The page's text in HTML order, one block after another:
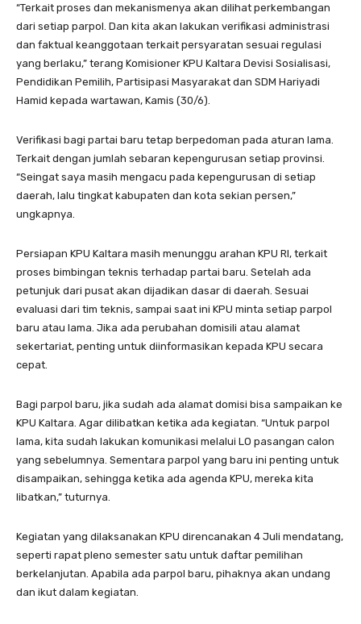
“Terkait proses dan mekanismenya akan dilihat perkembangan
dari setiap parpol. Dan kita akan lakukan verifikasi administrasi
dan faktual keanggotaan terkait persyaratan sesuai regulasi
yang berlaku,” terang Komisioner KPU Kaltara Devisi Sosialisasi,
Pendidikan Pemilih, Partisipasi Masyarakat dan SDM Hariyadi
Hamid kepada wartawan, Kamis (30/6).
Verifikasi bagi partai baru tetap berpedoman pada aturan lama.
Terkait dengan jumlah sebaran kepengurusan setiap provinsi.
“Seingat saya masih mengacu pada kepengurusan di setiap
daerah, lalu tingkat kabupaten dan kota sekian persen,”
ungkapnya.
Persiapan KPU Kaltara masih menunggu arahan KPU RI, terkait
proses bimbingan teknis terhadap partai baru. Setelah ada
petunjuk dari pusat akan dijadikan dasar di daerah. Sesuai
evaluasi dari tim teknis, sampai saat ini KPU minta setiap parpol
baru atau lama. Jika ada perubahan domisili atau alamat
sekertariat, penting untuk diinformasikan kepada KPU secara
cepat.
Bagi parpol baru, jika sudah ada alamat domisi bisa sampaikan ke
KPU Kaltara. Agar dilibatkan ketika ada kegiatan. “Untuk parpol
lama, kita sudah lakukan komunikasi melalui LO pasangan calon
yang sebelumnya. Sementara parpol yang baru ini penting untuk
disampaikan, sehingga ketika ada agenda KPU, mereka kita
libatkan,” tuturnya.
Kegiatan yang dilaksanakan KPU direncanakan 4 Juli mendatang,
seperti rapat pleno semester satu untuk daftar pemilihan
berkelanjutan. Apabila ada parpol baru, pihaknya akan undang
dan ikut dalam kegiatan.